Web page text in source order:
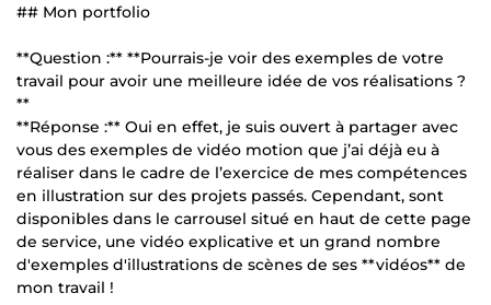
## Mon portfolio
**Question :** **Pourrais-je voir des exemples de votre
travail pour avoir une meilleure idée de vos réalisations ?
**
**Réponse :** Oui en effet, je suis ouvert à partager avec
vous des exemples de vidéo motion que j’ai déjà eu à
réaliser dans le cadre de l’exercice de mes compétences
en illustration sur des projets passés. Cependant, sont
disponibles dans le carrousel situé en haut de cette page
de service, une vidéo explicative et un grand nombre
d'exemples d'illustrations de scènes de ses **vidéos** de
mon travail !